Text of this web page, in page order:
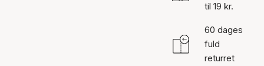
til 19 kr.
60 dages
fuld
returret